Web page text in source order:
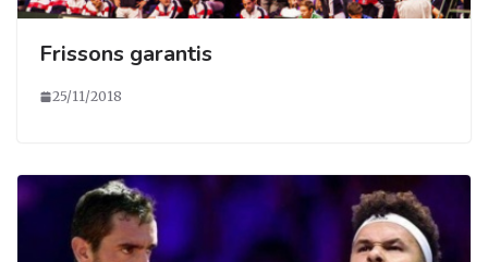
Frissons garantis
25/11/2018